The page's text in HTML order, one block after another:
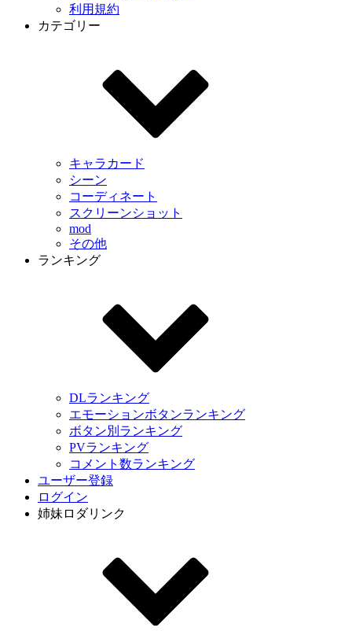
利用規約
カテゴリー
キャラカード
シーン
コーディネート
スクリーンショット
mod
その他
ランキング
DLランキング
エモーションボタンランキング
ボタン別ランキング
PVランキング
コメント数ランキング
ユーザー登録
ログイン
姉妹ロダリンク